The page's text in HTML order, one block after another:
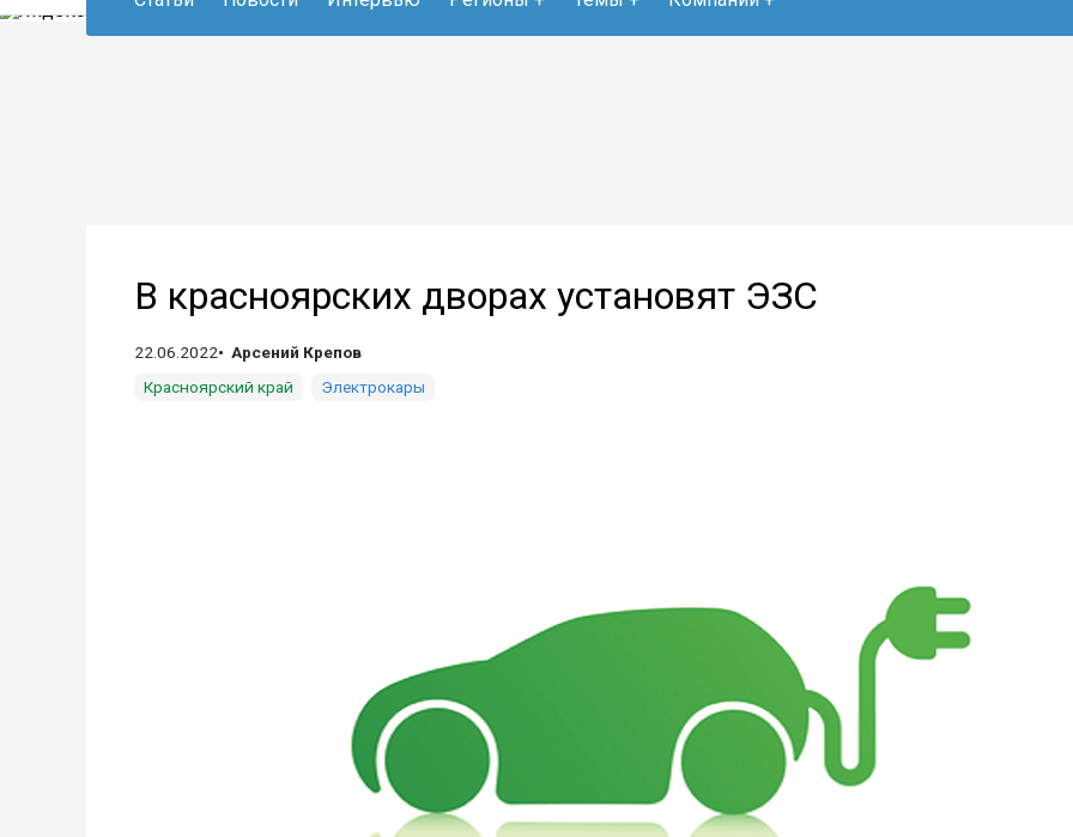
В красноярских дворах установят ЭЗС
22.06.2022
Арсений Крепов
Красноярский край
Электрокары